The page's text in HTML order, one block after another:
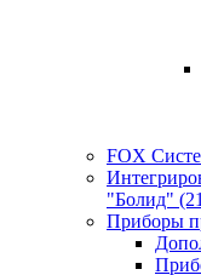
FOX
"Болид"
Приборы